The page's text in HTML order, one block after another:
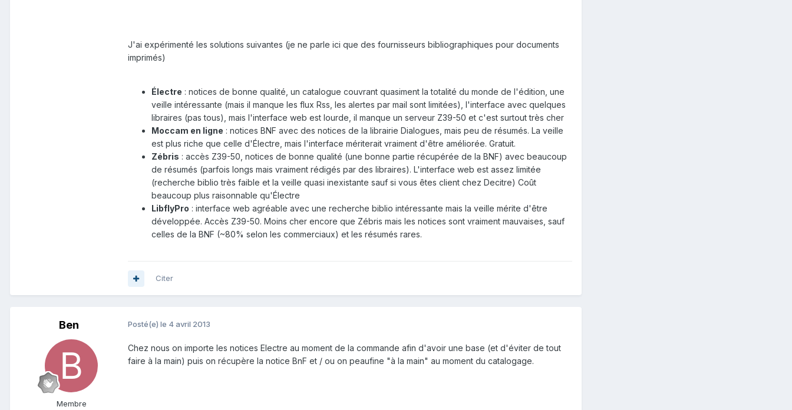
J'ai expérimenté les solutions suivantes (je ne parle ici que des fournisseurs bibliographiques pour documents
imprimés)
Électre : notices de bonne qualité, un catalogue couvrant quasiment la totalité du monde de l'édition, une
veille intéressante (mais il manque les flux Rss, les alertes par mail sont limitées), l'interface avec quelques
libraires (pas tous), mais l'interface web est lourde, il manque un serveur Z39-50 et c'est surtout très cher
Moccam en ligne : notices BNF avec des notices de la librairie Dialogues, mais peu de résumés. La veille
est plus riche que celle d'Électre, mais l'interface mériterait vraiment d'être améliorée. Gratuit.
Zébris : accès Z39-50, notices de bonne qualité (une bonne partie récupérée de la BNF) avec beaucoup
de résumés (parfois longs mais vraiment rédigés par des libraires). L'interface web est assez limitée
(recherche biblio très faible et la veille quasi inexistante sauf si vous êtes client chez Decitre) Coût
beaucoup plus raisonnable qu'Électre
LibflyPro : interface web agréable avec une recherche biblio intéressante mais la veille mérite d'être
développée. Accès Z39-50. Moins cher encore que Zébris mais les notices sont vraiment mauvaises, sauf
celles de la BNF (~80% selon les commerciaux) et les résumés rares.
Citer
Ben
Membre
Posté(e) le 4 avril 2013
Chez nous on importe les notices Electre au moment de la commande afin d'avoir une base (et d'éviter de tout
faire à la main) puis on récupère la notice BnF et / ou on peaufine "à la main" au moment du catalogage.